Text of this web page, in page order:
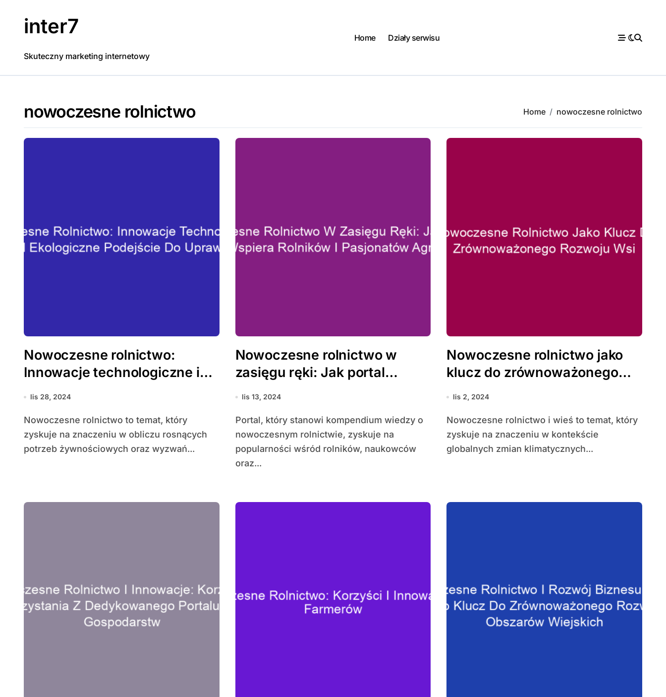
inter7
Skuteczny marketing internetowy
Home Działy serwisu
nowoczesne rolnictwo Home nowoczesne rolnictwo
Nowoczesne rolnictwo:
Innowacje technologiczne i
ekologiczne podejście do
lis 28, 2024
Nowoczesne rolnictwo to temat, który
zyskuje na znaczeniu w obliczu rosnących
potrzeb żywnościowych oraz wyzwań...
Nowoczesne rolnictwo w
zasięgu ręki: Jak portal
wspiera rolników i pasjonatów
lis 13, 2024
Portal, który stanowi kompendium wiedzy o
nowoczesnym rolnictwie, zyskuje na
popularności wśród rolników, naukowców
oraz...
Nowoczesne rolnictwo jako
klucz do zrównoważonego
rozwoju wsi
lis 2, 2024
Nowoczesne rolnictwo i wieś to temat, który
zyskuje na znaczeniu w kontekście
globalnych zmian klimatycznych...